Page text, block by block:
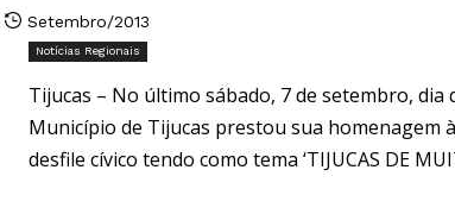
Setembro/2013
Notícias Regionais
Tijucas – No último sábado, 7 de setembro, dia
Município de Tijucas prestou sua homenagem
desfile cívico tendo como tema ‘TIJUCAS DE